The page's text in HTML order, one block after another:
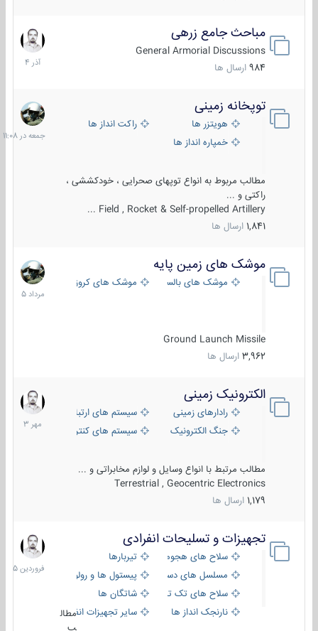
مباحث جامع زرهی
General Armorial Discussions
984 ارسال ها
7
آذر
1404
توپخانه زمینی
هویتزر ها
راکت انداز ها
خمپاره انداز ها
مطالب مربوط به انواع توپهای صحرایی ، خودکششی ،
راکتی و ...
Field , Rocket & Self-propelled Artillery ...
1,841 ارسال ها
جمعه
در
11:08
موشک های زمین پایه
موشک های بالستیک موشک های کروز
Ground Launch Missile
3,962 ارسال ها
2
مرداد
1405
الکترونیک زمینی
رادارهای زمینی
سیستم های ارتباطی و جمع آوری
جنگ الکترونیک
سیستم های کنترل آتش و تجهیزات
مطالب مرتبط با انواع وسایل و لوازم مخابراتی و ...
Terrestrial , Geocentric Electronics
1,179 ارسال ها
1
مهر
1403
تجهیزات و تسلیحات انفرادی
سلاح های هجومی
تیربارها
مسلسل های دستی
پیستول ها و رولورها
سلاح های تک تیر اندازیشاتگان ها
نارنجک انداز ها
سایر تجهیزات انفرادی
مطال
ب
17
فروردین
1405